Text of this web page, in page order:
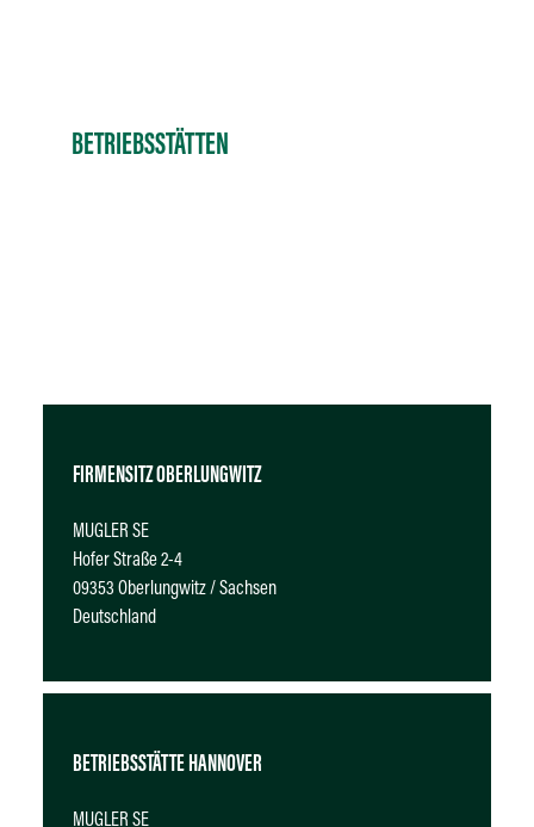
BETRIEBSSTÄTTEN
FIRMENSITZ OBERLUNGWITZ
MUGLER SE
Hofer Straße 2-4
09353 Oberlungwitz / Sachsen
Deutschland
BETRIEBSSTÄTTE HANNOVER
MUGLER SE